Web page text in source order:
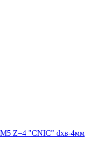
Z=4 "CNIC" dхв-4мм